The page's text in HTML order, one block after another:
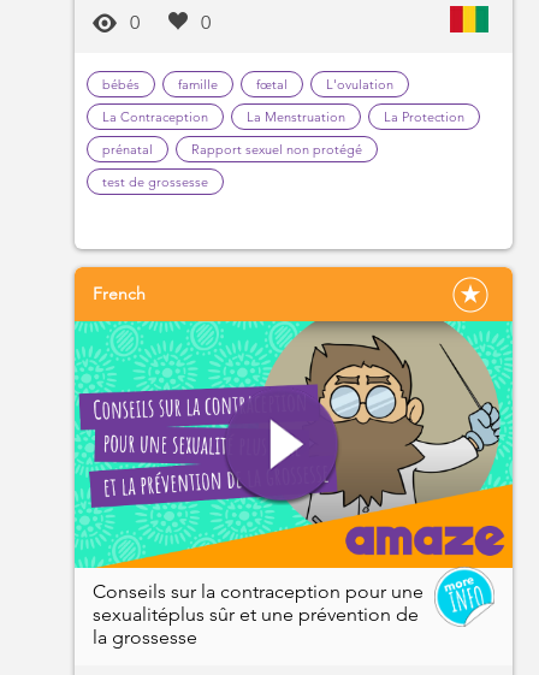
0 0
bébés famille fœtal
L'ovulation
La Contraception
La Menstruation
La Protection
prénatal
Rapport sexuel non protégé
test de grossesse
French
Conseils sur la contraception pour une
sexualitéplus sûr et une prévention de
la grossesse